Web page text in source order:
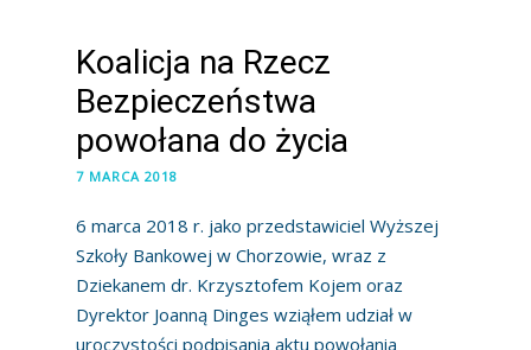
Koalicja na Rzecz
Bezpieczeństwa
powołana do życia
7 MARCA 2018
6 marca 2018 r. jako przedstawiciel Wyższej
Szkoły Bankowej w Chorzowie, wraz z
Dziekanem dr. Krzysztofem Kojem oraz
Dyrektor Joanną Dinges wziąłem udział w
uroczystości podpisania aktu powołania